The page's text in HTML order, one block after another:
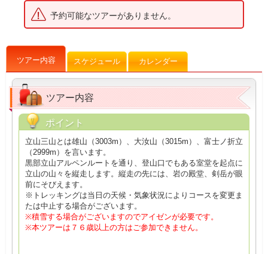
予約可能なツアーがありません。
ツアー内容 スケジュール カレンダー
ツアー内容
ポイント
立山三山とは雄山（3003m）、大汝山（3015m）、富士ノ折立
（2999m）を言います。
黒部立山アルペンルートを通り、登山口でもある室堂を起点に
立山の山々を縦走します。縦走の先には、岩の殿堂、剣岳が眼
前にそびえます。
※トレッキングは当日の天候・気象状況によりコースを変更ま
たは中止する場合がございます。
※積雪する場合がございますのでアイゼンが必要です。
※本ツアーは７６歳以上の方はご参加できません。